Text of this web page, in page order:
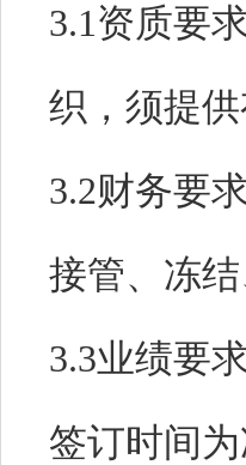
3.1资质要
织，须提
3.2财务要求
接管、冻
3.3业绩要
签订时间